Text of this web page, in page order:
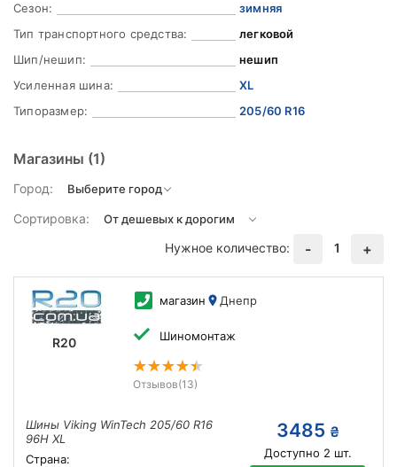
Сезон:
зимняя
Тип транспортного средства:
легковой
Шип/нешип:
нешип
Усиленная шина:
XL
Типоразмер:
205/60 R16
Магазины (1)
Город:
Сортировка:
Нужное количество:
- 1 +
R20
магазин Днепр
Шиномонтаж
Отзывов(13)
Шины Viking WinTech 205/60 R16
96H XL
Страна:
3485 ₴
Доступно 2 шт.